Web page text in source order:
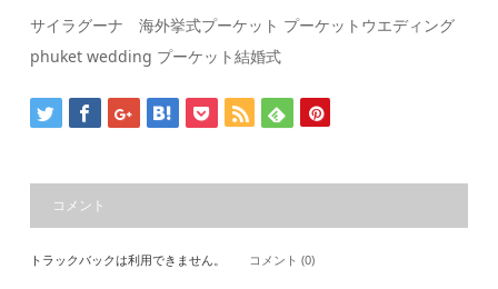
サイラグーナ 海外挙式プーケット プーケットウエディング
phuket wedding プーケット結婚式
コメント
トラックバックは利用できません。 コメント (0)